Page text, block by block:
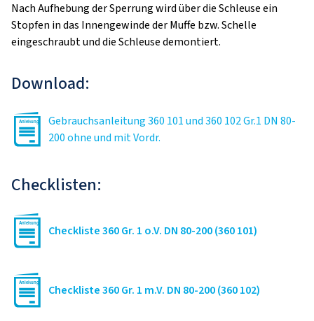
Nach Aufhebung der Sperrung wird über die Schleuse ein
Stopfen in das Innengewinde der Muffe bzw. Schelle
eingeschraubt und die Schleuse demontiert.
Download:
Gebrauchsanleitung 360 101 und 360 102 Gr.1 DN 80-
200 ohne und mit Vordr.
Checklisten:
Checkliste 360 Gr. 1 o.V. DN 80-200 (360 101)
Checkliste 360 Gr. 1 m.V. DN 80-200 (360 102)